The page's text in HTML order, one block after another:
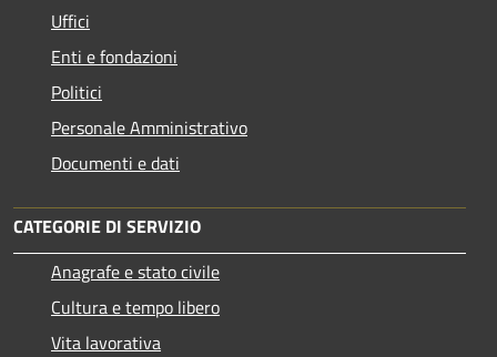
Uffici
Enti e fondazioni
Politici
Personale Amministrativo
Documenti e dati
CATEGORIE DI SERVIZIO
Anagrafe e stato civile
Cultura e tempo libero
Vita lavorativa